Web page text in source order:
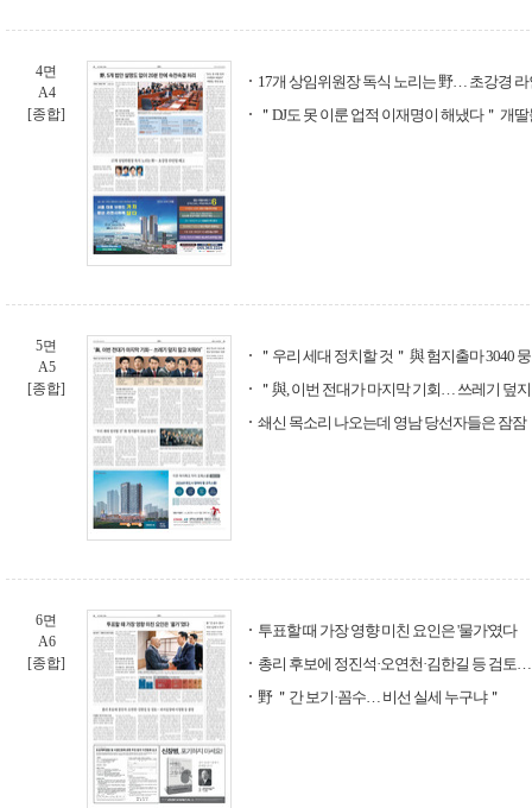
4면
A4
[종합]
17개 상임위원장 독식 노리는 野… 초강경
＂DJ도 못 이룬 업적 이재명이 해냈다＂ 개
5면
A5
[종합]
＂우리 세대 정치할 것＂ 與 험지출마 3040
＂與, 이번 전대가 마지막 기회… 쓰레기 덮
쇄신 목소리 나오는데 영남 당선자들은 잠잠
6면
A6
[종합]
투표할 때 가장 영향 미친 요인은 '물가'였다
총리 후보에 정진석·오연천·김한길 등 검토
野 ＂간 보기·꼼수… 비선 실세 누구냐＂